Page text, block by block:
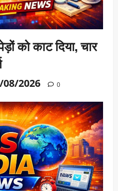
को काट दिया, चार
08/2026 0